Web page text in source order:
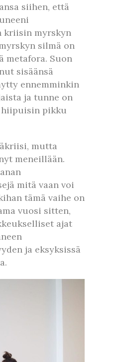
siihen, että
kriisin myrskyn
silmä on
metafora. Suon
sisäänsä
ennemminkin
ja tunne on
pikku
mutta
meneillään.
mitä vaan voi
tämä vaihe on
vuosi sitten,
ajat
ja eksyksissä